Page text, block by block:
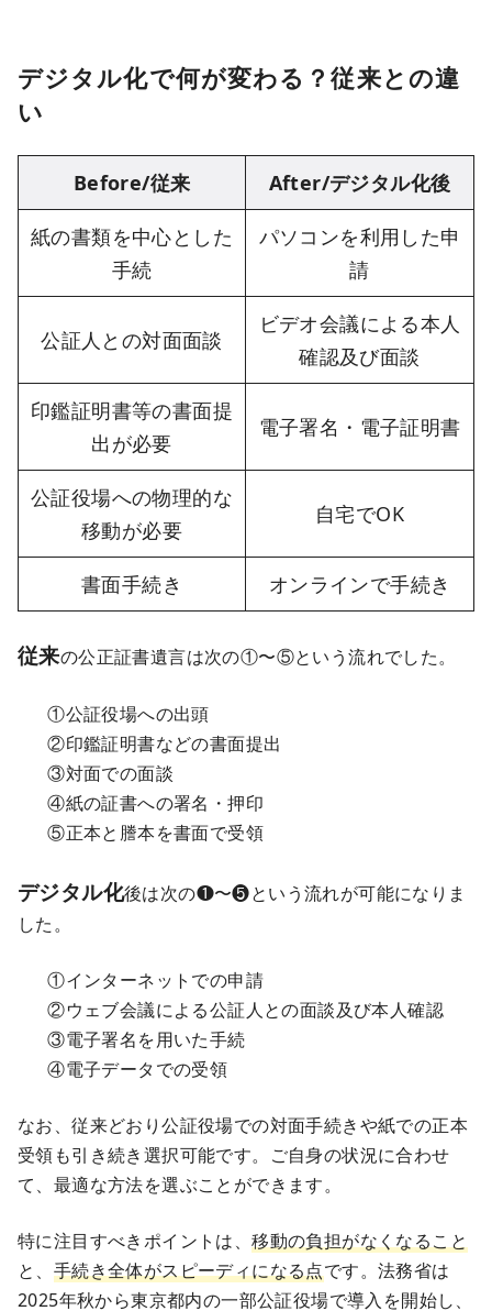
デジタル化で何が変わる？従来との違
い
Before/従来 After/デジタル化後
紙の書類を中心とした
手続
パソコンを利用した申
請
公証人との対面面談
ビデオ会議による本人
確認及び面談
印鑑証明書等の書面提
出が必要
電子署名・電子証明書
公証役場への物理的な
移動が必要
自宅でOK
書面手続き オンラインで手続き
従来の公正証書遺言は次の①〜⑤という流れでした。
①公証役場への出頭
②印鑑証明書などの書面提出
③対面での面談
④紙の証書への署名・押印
⑤正本と謄本を書面で受領
デジタル化後は次の❶〜❺という流れが可能になりま
した。
①インターネットでの申請
②ウェブ会議による公証人との面談及び本人確認
③電子署名を用いた手続
④電子データでの受領
なお、従来どおり公証役場での対面手続きや紙での正本
受領も引き続き選択可能です。ご自身の状況に合わせ
て、最適な方法を選ぶことができます。
特に注目すべきポイントは、移動の負担がなくなること
と、 手続き全体がスピーディになる点です。法務省は
2025年秋から東京都内の一部公証役場で導入を開始し、